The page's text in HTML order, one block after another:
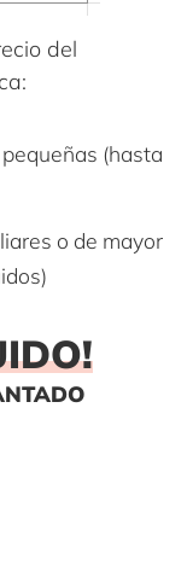
del
(hasta
o de mayor
!